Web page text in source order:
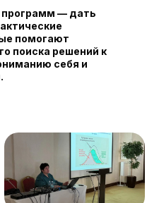
программ — дать
помогают
поиска решений к
себя и